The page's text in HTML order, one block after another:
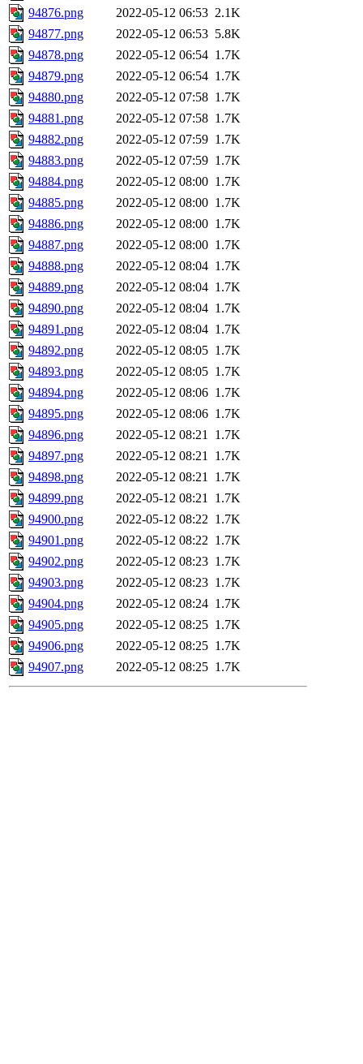
94876.png
2022-05-12 06:53 2.1K
94877.png
2022-05-12 06:53 5.8K
94878.png
2022-05-12 06:54 1.7K
94879.png
2022-05-12 06:54 1.7K
94880.png
2022-05-12 07:58 1.7K
94881.png
2022-05-12 07:58 1.7K
94882.png
2022-05-12 07:59 1.7K
94883.png
2022-05-12 07:59 1.7K
94884.png
2022-05-12 08:00 1.7K
94885.png
2022-05-12 08:00 1.7K
94886.png
2022-05-12 08:00 1.7K
94887.png
2022-05-12 08:00 1.7K
94888.png
2022-05-12 08:04 1.7K
94889.png
2022-05-12 08:04 1.7K
94890.png
2022-05-12 08:04 1.7K
94891.png
2022-05-12 08:04 1.7K
94892.png
2022-05-12 08:05 1.7K
94893.png
2022-05-12 08:05 1.7K
94894.png
2022-05-12 08:06 1.7K
94895.png
2022-05-12 08:06 1.7K
94896.png
2022-05-12 08:21 1.7K
94897.png
2022-05-12 08:21 1.7K
94898.png
2022-05-12 08:21 1.7K
94899.png
2022-05-12 08:21 1.7K
94900.png
2022-05-12 08:22 1.7K
94901.png
2022-05-12 08:22 1.7K
94902.png
2022-05-12 08:23 1.7K
94903.png
2022-05-12 08:23 1.7K
94904.png
2022-05-12 08:24 1.7K
94905.png
2022-05-12 08:25 1.7K
94906.png
2022-05-12 08:25 1.7K
94907.png
2022-05-12 08:25 1.7K